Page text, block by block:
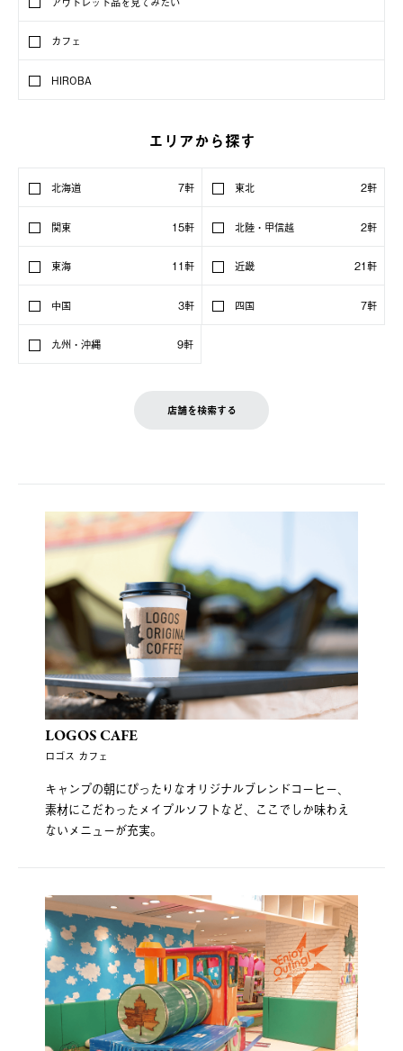
カフェ
HIROBA
エリアから探す
北海道 7軒 東北 2軒
関東 15軒 北陸・甲信越 2軒
東海 11軒 近畿 21軒
中国 3軒 四国 7軒
九州・沖縄 9軒
店舗を検索する
LOGOS CAFE
ロゴス カフェ
キャンプの朝にぴったりなオリジナルブレンドコーヒー、
素材にこだわったメイプルソフトなど、ここでしか味わえ
ないメニューが充実。